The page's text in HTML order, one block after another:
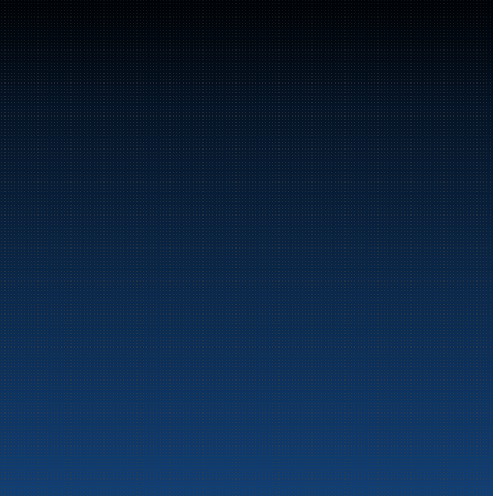
47
Bunker Oil leverer drivstoff og energiprodukter
langs hele norskekysten.
Marine
Auto & Industri
Bensinstasjoner
Tankingskort